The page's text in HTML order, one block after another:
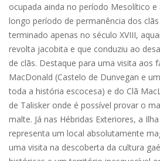
ocupada ainda no período Mesolítico
longo período de permanência dos
terminado apenas no século XVIII,
revolta jacobita e que conduziu ao
de clãs. Destaque para uma visita aos
MacDonald (Castelo de Dunvegan e
toda a história escocesa) e do Clã
de Talisker onde é possível provar o
malte. Já nas Hébridas Exteriores, a
representa um local absolutamente
uma visita na descoberta da cultura